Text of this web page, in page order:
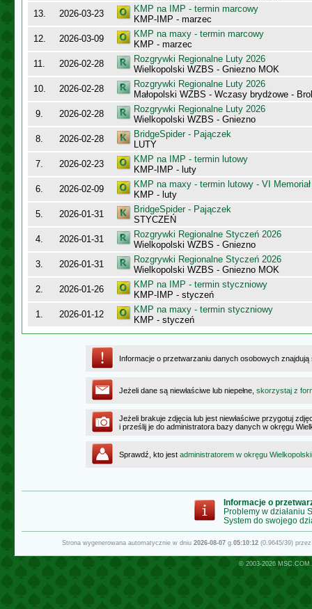
13.
2026-03-23
KMP na IMP - termin marcowy
KMP-IMP - marzec
12.
2026-03-09
KMP na maxy - termin marcowy
KMP - marzec
11.
2026-02-28
Rozgrywki Regionalne Luty 2026
Wielkopolski WZBS - Gniezno MOK
10.
2026-02-28
Rozgrywki Regionalne Luty 2026
Małopolski WZBS - Wczasy brydżowe -
9.
2026-02-28
Rozgrywki Regionalne Luty 2026
Wielkopolski WZBS - Gniezno
8.
2026-02-28
BridgeSpider - Pajączek
LUTY
7.
2026-02-23
KMP na IMP - termin lutowy
KMP-IMP - luty
6.
2026-02-09
KMP na maxy - termin lutowy - VI
KMP - luty
5.
2026-01-31
BridgeSpider - Pajączek
STYCZEŃ
4.
2026-01-31
Rozgrywki Regionalne Styczeń 2026
Wielkopolski WZBS - Gniezno
3.
2026-01-31
Rozgrywki Regionalne Styczeń 2026
Wielkopolski WZBS - Gniezno MOK
2.
2026-01-26
KMP na IMP - termin styczniowy
KMP-IMP - styczeń
1.
2026-01-12
KMP na maxy - termin styczniowy
KMP - styczeń
Informacje o przetwarzaniu danych osobowych
Jeżeli dane są niewłaściwe lub niepełne, skorzystaj z
Jeżeli brakuje zdjęcia lub jest niewłaściwe przygotuj
i prześlij je do administratora bazy danych w okręgu
Sprawdź, kto jest administratorem w okręgu
Informacje o
Problemy w działaniu
System do swojego
Strona wygenerowana automatycznie w dniu 2026-08-07g.05:10:12(0.9645/39)
© 2003-2026